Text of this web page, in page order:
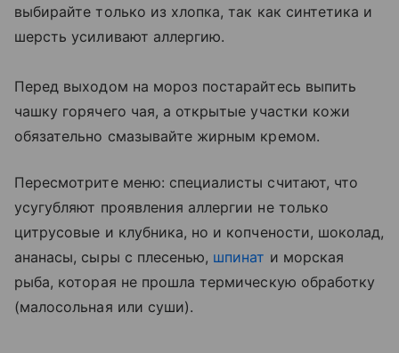
выбирайте только из хлопка, так как синтетика и
шерсть усиливают аллергию.
Перед выходом на мороз постарайтесь выпить
чашку горячего чая, а открытые участки кожи
обязательно смазывайте жирным кремом.
Пересмотрите меню: специалисты считают, что
усугубляют проявления аллергии не только
цитрусовые и клубника, но и копчености, шоколад,
ананасы, сыры с плесенью, шпинат и морская
рыба, которая не прошла термическую обработку
(малосольная или суши).